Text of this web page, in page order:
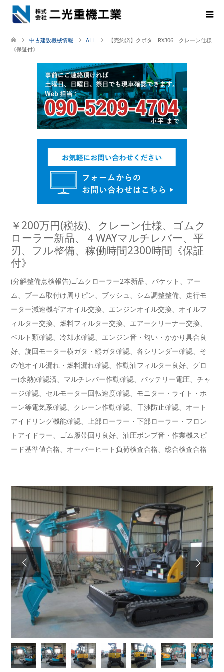
中古建設機械情報 ALL
【売約済】クボタ RX306 クレーン仕様
《保証付》
￥200万円(税抜)、クレーン仕様、ゴムク
ローラー新品、４WAYマルチレバー、平
刃、フル整備、稼働時間2300時間《保証
付》
(分解整備点検報告)ゴムクローラー2本新品、バケット、アー
ム、ブーム取付け周りピン、ブッシュ、シム調整整備、走行モ
ーター減速機ギアオイル交換、エンジンオイル交換、オイルフ
ィルター交換、燃料フィルター交換、エアークリーナー交換、
ベルト類確認、冷却水確認、エンジン音・匂い・かかり具合良
好、旋回モーター横ガタ・縦ガタ確認、各シリンダー確認、そ
の他オイル漏れ・燃料漏れ確認、作動油フィルター良好、グロ
ー(余熱)確認済、マルチレバー作動確認、バッテリー電圧、チャ
ージ確認、セルモーター回転速度確認、モニター・ライト・ホ
ーン等電気系確認、クレーン作動確認、干渉防止確認、オート
アイドリング機能確認、上部ローラー・下部ローラー・フロン
トアイドラー、ゴム履帯回り良好、油圧ポンプ音・作業機スピ
ード基準値合格、オーバーヒート負荷検査合格、総合検査合格
Next